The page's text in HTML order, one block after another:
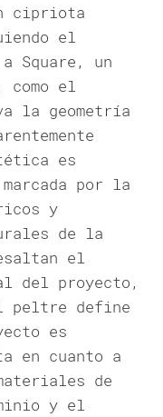
cipriota
el
Square, un
como el
la geometría
es
por la
y
de la
el
del proyecto,
peltre define
es
en cuanto a
de
y el